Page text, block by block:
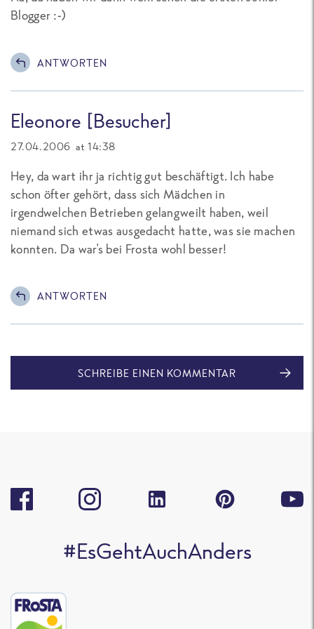
Blogger :-)
ANTWORTEN
Eleonore [Besucher]
27.04.2006 at 14:38
Hey, da wart ihr ja richtig gut beschäftigt. Ich habe
schon öfter gehört, dass sich Mädchen in
irgendwelchen Betrieben gelangweilt haben, weil
niemand sich etwas ausgedacht hatte, was sie machen
konnten. Da war's bei Frosta wohl besser!
ANTWORTEN
SCHREIBE EINEN KOMMENTAR
#EsGehtAuchAnders